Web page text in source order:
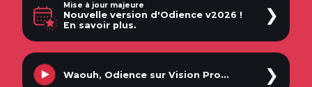
Mise à jour majeure
Nouvelle version d'Odience v2026 !
En savoir plus.
❯
Waouh, Odience sur Vision Pro... ❯